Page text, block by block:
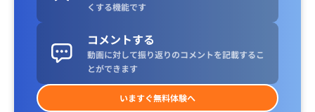
くする機能です
コメントする
動画に対して振り返りのコメントを記載するこ
とができます
いますぐ無料体験へ